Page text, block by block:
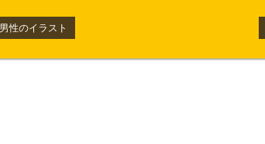
性のイラスト